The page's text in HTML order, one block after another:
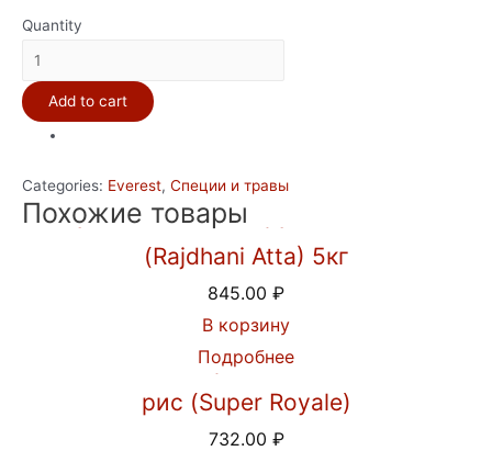
Quantity
Pav
bhaji
masala
100гр
Add to cart
Categories: Everest, Специи и травы
Похожие товары
Мука пшеничная грубого помола
(Rajdhani Atta) 5кг
845.00 ₽
В корзину
Подробнее
Индийский Королевский Басмати
рис (Super Royale)
732.00 ₽